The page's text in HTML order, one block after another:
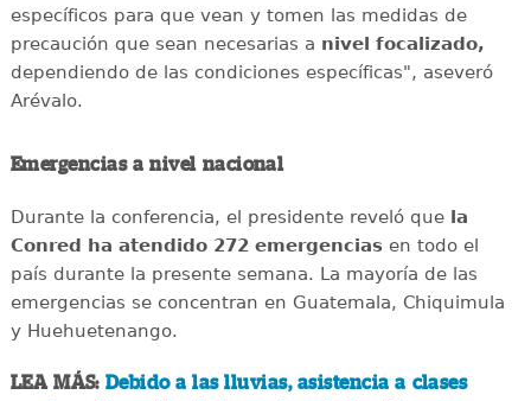
específicos para que vean y tomen las medidas de
precaución que sean necesarias a nivel focalizado,
dependiendo de las condiciones específicas", aseveró
Arévalo.
Emergencias a nivel nacional
Durante la conferencia, el presidente reveló quela
Conred ha atendido 272 emergenciasen todo el
país durante la presente semana. La mayoría de las
emergencias se concentran en Guatemala, Chiquimula
y Huehuetenango.
LEA MÁS: Debido a las lluvias, asistencia a clases